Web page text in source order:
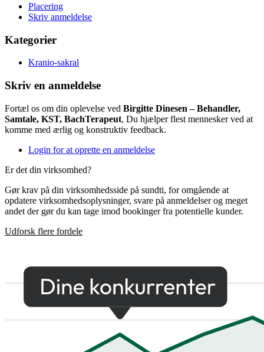
Placering
Skriv anmeldelse
Kategorier
Kranio-sakral
Skriv en anmeldelse
Fortæl os om din oplevelse ved Birgitte Dinesen – Behandler,
Samtale, KST, BachTerapeut, Du hjælper flest mennesker ved at
komme med ærlig og konstruktiv feedback.
Login for at oprette en anmeldelse
Er det din virksomhed?
Gør krav på din virksomhedsside på sundti, for omgående at
opdatere virksomhedsoplysninger, svare på anmeldelser og meget
andet der gør du kan tage imod bookinger fra potentielle kunder.
Udforsk flere fordele